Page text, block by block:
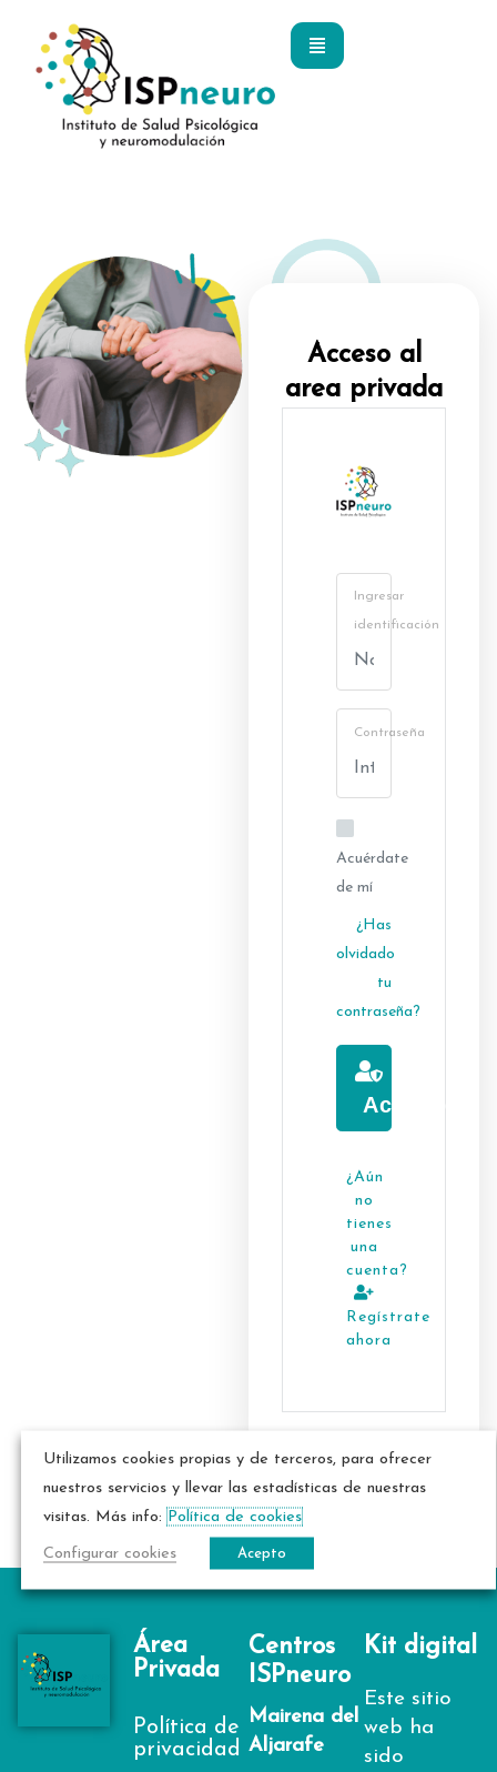
contenido
Acceso al
area privada
Ingresar
identificación
Contraseña
Acuérdate
de mí
¿Has
olvidado
tu
contraseña?
Acceso
¿Aún
no
tienes
una
cuenta?
Regístrate
ahora
Área
Privada
Política de
privacidad
Centros
ISPneuro
Mairena del
Aljarafe
Kit digital
Este sitio
web ha
sido
Utilizamos cookies propias y de terceros, para ofrecer
nuestros servicios y llevar las estadísticas de nuestras
visitas. Más info: Política de cookies
Configurar cookies Acepto